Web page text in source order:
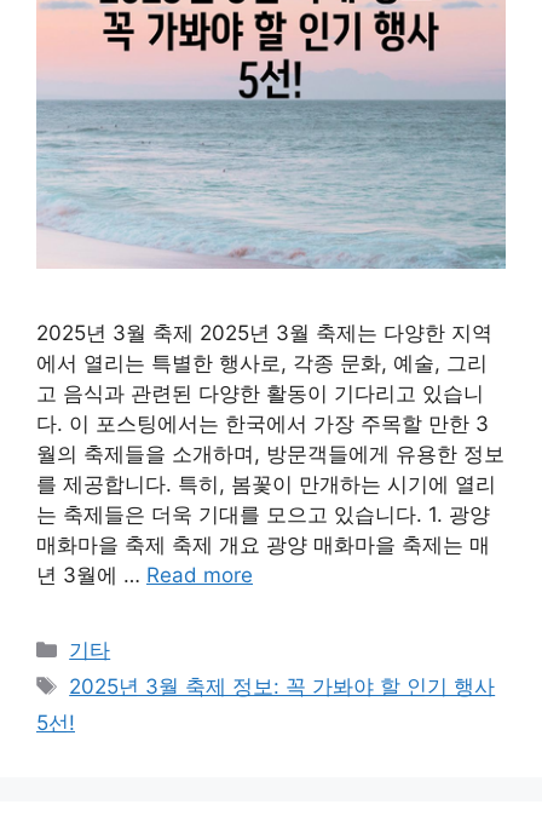
2025년 3월 축제 2025년 3월 축제는 다양한 지역
에서 열리는 특별한 행사로, 각종 문화, 예술, 그리
고 음식과 관련된 다양한 활동이 기다리고 있습니
다. 이 포스팅에서는 한국에서 가장 주목할 만한 3
월의 축제들을 소개하며, 방문객들에게 유용한 정보
를 제공합니다. 특히, 봄꽃이 만개하는 시기에 열리
는 축제들은 더욱 기대를 모으고 있습니다. 1. 광양
매화마을 축제 축제 개요 광양 매화마을 축제는 매
년 3월에 … Read more
Categories
기타
Tags
2025년 3월 축제 정보: 꼭 가봐야 할 인기 행사
5선!